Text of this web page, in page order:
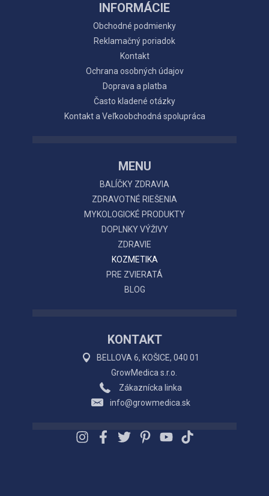
INFORMÁCIE
Obchodné podmienky
Reklamačný poriadok
Kontakt
Ochrana osobných údajov
Doprava a platba
Často kladené otázky
Kontakt a Veľkoobchodná spolupráca
MENU
BALÍČKY ZDRAVIA
ZDRAVOTNÉ RIEŠENIA
MYKOLOGICKÉ PRODUKTY
DOPLNKY VÝŽIVY
ZDRAVIE
KOZMETIKA
PRE ZVIERATÁ
BLOG
KONTAKT
BELLOVA 6, KOŠICE, 040 01
GrowMedica s.r.o.
Zákaznícka linka
info@growmedica.sk